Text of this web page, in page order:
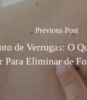
Previous Post
de Verrugas: O
Para Eliminar de